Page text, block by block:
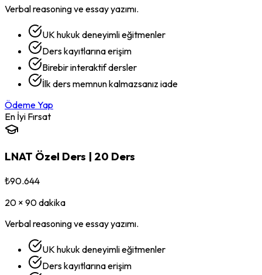
Verbal reasoning ve essay yazımı.
UK hukuk deneyimli eğitmenler
Ders kayıtlarına erişim
Birebir interaktif dersler
İlk ders memnun kalmazsanız iade
Ödeme Yap
En İyi Fırsat
LNAT Özel Ders | 20 Ders
₺90.644
20 × 90 dakika
Verbal reasoning ve essay yazımı.
UK hukuk deneyimli eğitmenler
Ders kayıtlarına erişim